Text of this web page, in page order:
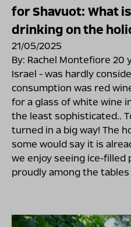
for Shavuot: What
drinking on the
21/05/2025
By: Rachel Montefiore 20
Israel - was hardly
consumption was red
for a glass of white wine
the least sophisticated..
turned in a big way! The
some would say it is
we enjoy seeing ice-
proudly among the tables